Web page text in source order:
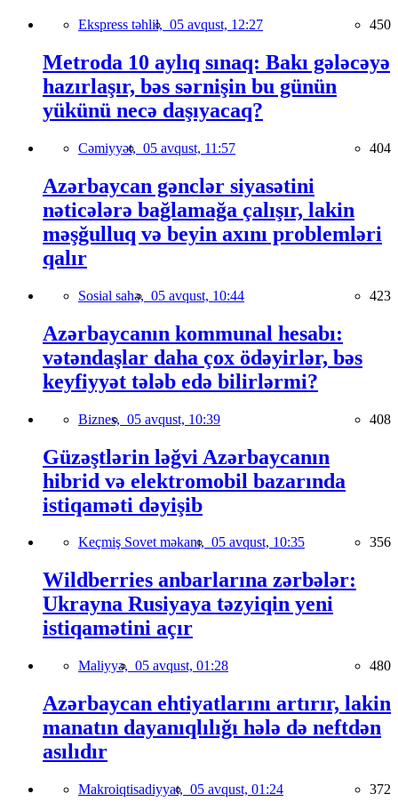
Ekspress təhlil, 05 avqust, 12:27 450
Metroda 10 aylıq sınaq: Bakı gələcəyə
hazırlaşır, bəs sərnişin bu günün
yükünü necə daşıyacaq?
Cəmiyyət, 05 avqust, 11:57 404
Azərbaycan gənclər siyasətini
nəticələrə bağlamağa çalışır, lakin
məşğulluq və beyin axını problemləri
qalır
Sosial sahə, 05 avqust, 10:44 423
Azərbaycanın kommunal hesabı:
vətəndaşlar daha çox ödəyirlər, bəs
keyfiyyət tələb edə bilirlərmi?
Biznes, 05 avqust, 10:39 408
Güzəştlərin ləğvi Azərbaycanın
hibrid və elektromobil bazarında
istiqaməti dəyişib
Keçmiş Sovet məkanı, 05 avqust, 10:35 356
Wildberries anbarlarına zərbələr:
Ukrayna Rusiyaya təzyiqin yeni
istiqamətini açır
Maliyyə, 05 avqust, 01:28 480
Azərbaycan ehtiyatlarını artırır, lakin
manatın dayanıqlılığı hələ də neftdən
asılıdır
Makroiqtisadiyyat, 05 avqust, 01:24 372